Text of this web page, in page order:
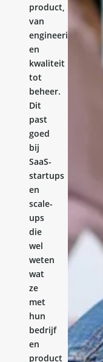
product,
van
engineering
en
kwaliteit
tot
beheer.
Dit
past
goed
bij
SaaS-
startups
en
scale-
ups
die
wel
weten
wat
ze
met
hun
bedrijf
en
product